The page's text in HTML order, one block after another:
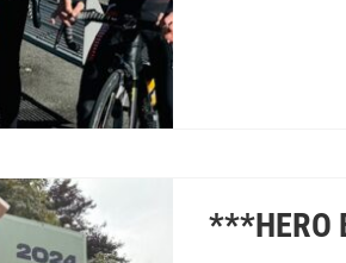
***HERO